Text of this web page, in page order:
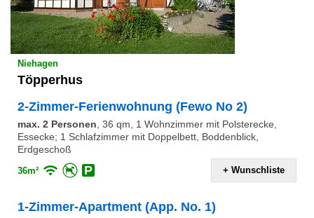
Niehagen
Töpperhus
2-Zimmer-Ferienwohnung (Fewo No 2)
max. 2 Personen, 36 qm, 1 Wohnzimmer mit Polsterecke,
Essecke; 1 Schlafzimmer mit Doppelbett, Boddenblick,
Erdgeschoß
36m² + Wunschliste
1-Zimmer-Apartment (App. No. 1)